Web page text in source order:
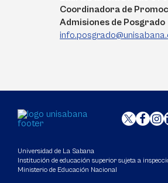
Coordinadora de
Admisiones de Posgrado
Universidad de La Sabana
Institución de educación superior sujeta a
Ministerio de Educación Nacional